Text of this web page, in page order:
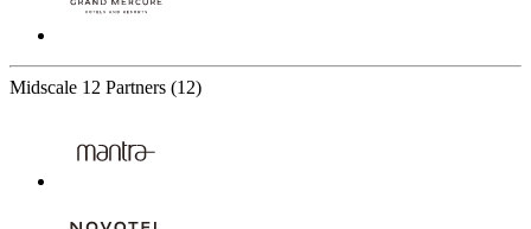
Midscale 12 Partners (12)